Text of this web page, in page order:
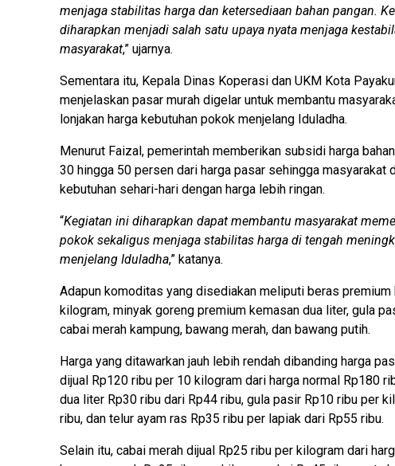
menjaga stabilitas harga dan ketersediaan bahan pangan.
diharapkan menjadi salah satu upaya nyata menjaga
masyarakat,” ujarnya.
Sementara itu, Kepala Dinas Koperasi dan UKM Kota
menjelaskan pasar murah digelar untuk membantu
lonjakan harga kebutuhan pokok menjelang Iduladha.
Menurut Faizal, pemerintah memberikan subsidi harga
30 hingga 50 persen dari harga pasar sehingga masyarakat
kebutuhan sehari-hari dengan harga lebih ringan.
“Kegiatan ini diharapkan dapat membantu masyarakat
pokok sekaligus menjaga stabilitas harga di tengah
menjelang Iduladha,” katanya.
Adapun komoditas yang disediakan meliputi beras premium
kilogram, minyak goreng premium kemasan dua liter, gula
cabai merah kampung, bawang merah, dan bawang putih.
Harga yang ditawarkan jauh lebih rendah dibanding harga
dijual Rp120 ribu per 10 kilogram dari harga normal Rp180
dua liter Rp30 ribu dari Rp44 ribu, gula pasir Rp10 ribu per
ribu, dan telur ayam ras Rp35 ribu per lapiak dari Rp55 ribu.
Selain itu, cabai merah dijual Rp25 ribu per kilogram dari